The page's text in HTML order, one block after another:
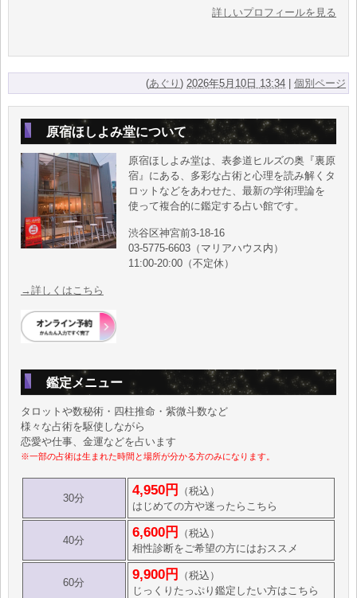
詳しいプロフィールを見る
(あぐり)2026年5月10日 13:34 |個別ページ
原宿ほしよみ堂について
原宿ほしよみ堂は、表参道ヒルズの奥『裏原
宿』にある、多彩な占術と心理を読み解くタ
ロットなどをあわせた、最新の学術理論を
使って複合的に鑑定する占い館です。
渋谷区神宮前3-18-16
03-5775-6603（マリアハウス内）
11:00-20:00（不定休）
→詳しくはこちら
鑑定メニュー
タロットや数秘術・四柱推命・紫微斗数など
様々な占術を駆使しながら
恋愛や仕事、金運などを占います
※一部の占術は生まれた時間と場所が分かる方のみになります。
30分
4,950円
（税込）
はじめての方や迷ったらこちら
40分
6,600円
（税込）
相性診断をご希望の方にはおススメ
60分
9,900円
（税込）
じっくりたっぷり鑑定したい方はこちら